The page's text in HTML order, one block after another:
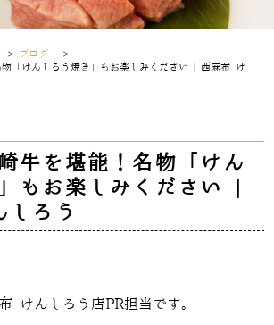
> ブログ
>
「けんしろう焼き」もお楽しみください | 西麻布 け
牛を堪能！名物「けん
もお楽しみください |
ろう
けんしろう店PR担当です。